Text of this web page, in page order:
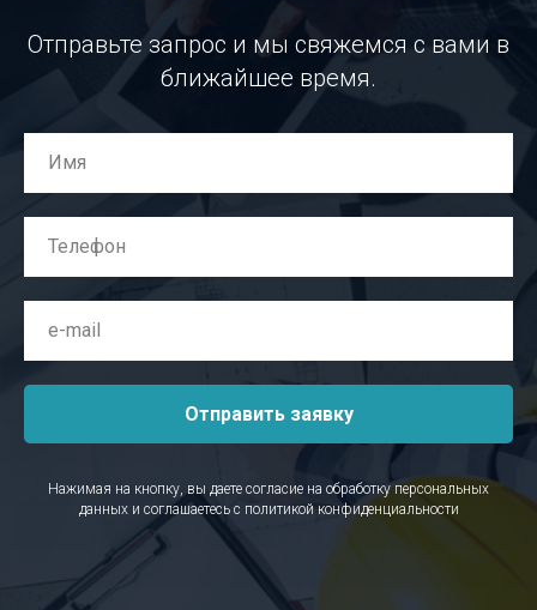
Отправьте запрос и мы свяжемся с вами в
ближайшее время.
Отправить заявку
Нажимая на кнопку, вы даете согласие на обработку персональных
данных и соглашаетесь c политикой конфиденциальности